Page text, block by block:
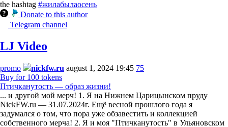
the hashtag #жилабылаосень
Donate to this author
Telegram channel
LJ Video
promo nickfw.ru august 1, 2024 19:45 75
Buy for 100 tokens
Птичканутость — образ жизни!
... и другой мой мерч! 1. Я на Нижнем Царицынском пруду
NickFW.ru — 31.07.2024г. Ещё весной прошлого года я
задумался о том, что пора уже обзавестить и коллекцией
собственного мерча! 2. Я и моя "Птичканутость" в Ульяновском